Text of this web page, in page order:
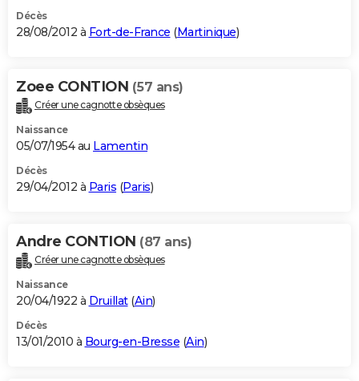
Décès
28/08/2012 à Fort-de-France (Martinique)
Zoee CONTION (57 ans)
Créer une cagnotte obsèques
Naissance
05/07/1954 au Lamentin
Décès
29/04/2012 à Paris (Paris)
Andre CONTION (87 ans)
Créer une cagnotte obsèques
Naissance
20/04/1922 à Druillat(Ain)
Décès
13/01/2010 à Bourg-en-Bresse (Ain)